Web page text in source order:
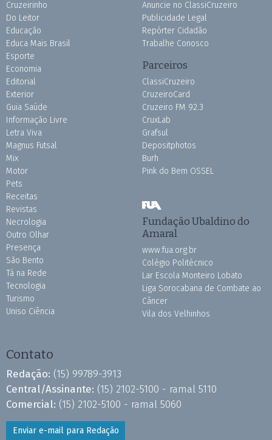
Cruzeirinho
Do Leitor
Educação
Educa Mais Brasil
Esporte
Economia
Editorial
Exterior
Guia Saúde
Informação Livre
Letra Viva
Magnus Futsal
Mix
Motor
Pets
Receitas
Revistas
Necrologia
Outro Olhar
Presença
São Bento
Tá na Rede
Tecnologia
Turismo
Uniso Ciência
Anuncie no ClassiCruzeiro
Publicidade Legal
Repórter Cidadão
Trabalhe Conosco
Parceiros
ClassiCruzeiro
CruzeiroCard
Cruzeiro FM 92.3
CruxLab
Grafsul
Depositphotos
Burh
Pink do Bem OSSEL
Fundação Ubaldino do
Amaral
www.fua.org.br
Colégio Politécnico
Lar Escola Monteiro Lobato
Liga Sorocabana de Combate ao
Câncer
Vila dos Velhinhos
Contato
Redação: (15) 99789-3913
Central/Assinante: (15) 2102-5100 - ramal 5110
Comercial: (15) 2102-5100 - ramal 5060
Enviar e-mail para Redação